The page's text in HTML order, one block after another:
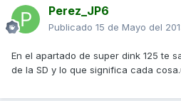
Perez_JP6
Publicado 15 de Mayo del
En el apartado de super dink 125 te
de la SD y lo que significa cada